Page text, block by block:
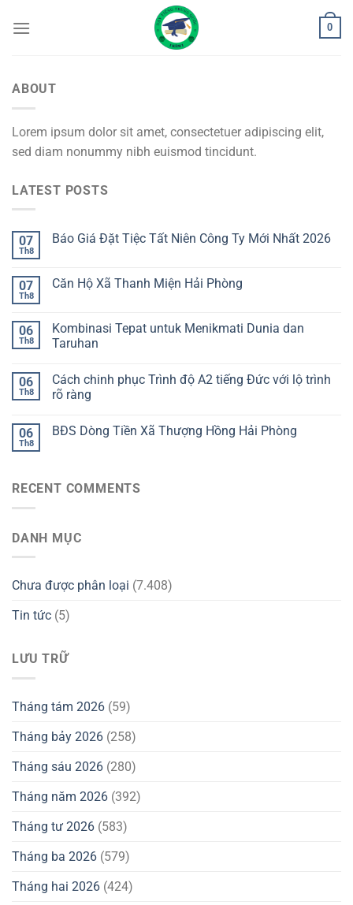
qua
0
ABOUT
Lorem ipsum dolor sit amet, consectetuer adipiscing elit,
sed diam nonummy nibh euismod tincidunt.
LATEST POSTS
07
Th8
Báo Giá Đặt Tiệc Tất Niên Công Ty Mới Nhất 2026
07
Th8
Căn Hộ Xã Thanh Miện Hải Phòng
06
Th8
Kombinasi Tepat untuk Menikmati Dunia dan
Taruhan
06
Th8
Cách chinh phục Trình độ A2 tiếng Đức với lộ trình
rõ ràng
06
Th8
BĐS Dòng Tiền Xã Thượng Hồng Hải Phòng
RECENT COMMENTS
DANH MỤC
Chưa được phân loại (7.408)
Tin tức (5)
LƯU TRỮ
Tháng tám 2026 (59)
Tháng bảy 2026 (258)
Tháng sáu 2026 (280)
Tháng năm 2026 (392)
Tháng tư 2026 (583)
Tháng ba 2026 (579)
Tháng hai 2026 (424)